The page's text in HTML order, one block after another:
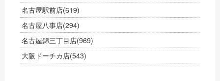
名古屋駅前店(619)
名古屋八事店(294)
名古屋錦三丁目店(969)
大阪ドーチカ店(543)